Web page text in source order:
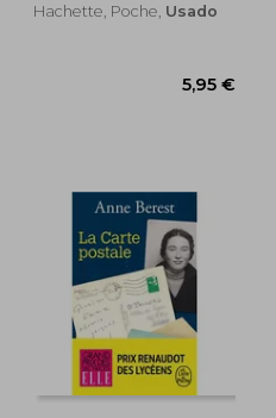
Hachette, Poche, Usado